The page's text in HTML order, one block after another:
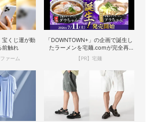
宝くじ運が動
前触れ
ァーム
「DOWNTOWN+」の企画で誕生し
たラーメンを宅麺.comが完全再
現！
【PR】宅麺